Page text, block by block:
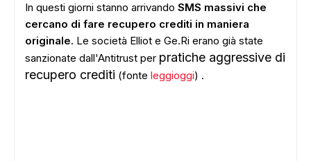
In questi giorni stanno arrivando SMS massivi che
cercano di fare recupero crediti in maniera
originale. Le società Elliot e Ge.Ri erano già state
sanzionate dall'Antitrust per pratiche aggressive di
recupero crediti (fonte leggioggi) .